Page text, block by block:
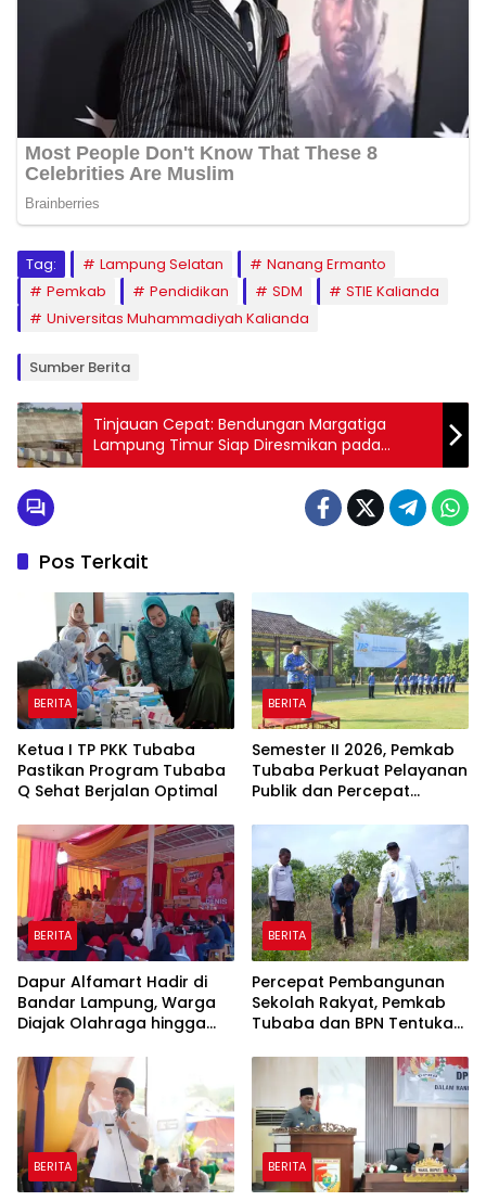
Tag: Lampung Selatan
Nanang Ermanto
Pemkab
Pendidikan SDM
STIE Kalianda
Universitas Muhammadiyah Kalianda
Sumber Berita
Tinjauan Cepat: Bendungan Margatiga
Lampung Timur Siap Diresmikan pada
September 2024
Pos Terkait
BERITA
Ketua I TP PKK Tubaba
Pastikan Program Tubaba
Q Sehat Berjalan Optimal
BERITA
Semester II 2026, Pemkab
Tubaba Perkuat Pelayanan
Publik dan Percepat
BERITA
Dapur Alfamart Hadir di
Bandar Lampung, Warga
Diajak Olahraga hingga
BERITA
Percepat Pembangunan
Sekolah Rakyat, Pemkab
Tubaba dan BPN Tentukan
BERITA BERITA